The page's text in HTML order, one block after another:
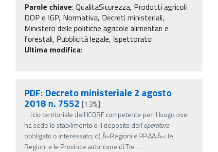
Parole chiave: QualitaSicurezza, Prodotti agricoli
DOP e IGP, Normativa, Decreti ministeriali,
Ministero delle politiche agricole alimentari e
forestali, Pubblicità legale, Ispettorato
Ultima modifica:
PDF: Decreto ministeriale 2 agosto
2018 n. 7552 [13%]
… icio territoriale dell'ICQRF competente per il luogo ove
ha sede lo stabilimento o il deposito dell'operatore
obbligato o interessato; d) Â«Regioni e PP.AA.Â»: le
Regioni e le Province autonome di Tre …